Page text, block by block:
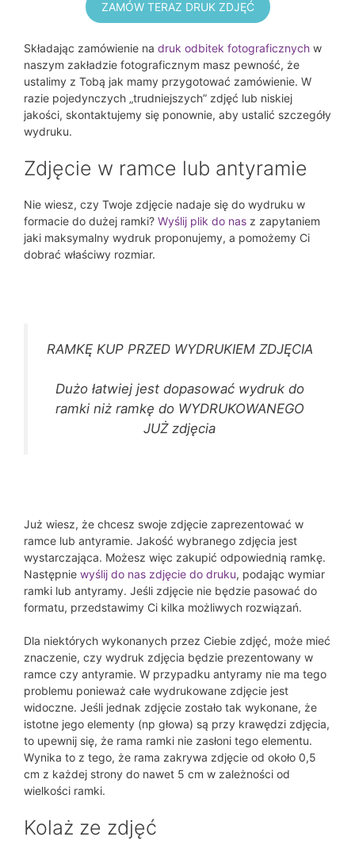
ZAMÓW TERAZ DRUK ZDJĘĆ
Składając zamówienie na druk odbitek fotograficznych w
naszym zakładzie fotograficznym masz pewność, że
ustalimy z Tobą jak mamy przygotować zamówienie. W
razie pojedynczych „trudniejszych” zdjęć lub niskiej
jakości, skontaktujemy się ponownie, aby ustalić szczegóły
wydruku.
Zdjęcie w ramce lub antyramie
Nie wiesz, czy Twoje zdjęcie nadaje się do wydruku w
formacie do dużej ramki? Wyślij plik do nas z zapytaniem
jaki maksymalny wydruk proponujemy, a pomożemy Ci
dobrać właściwy rozmiar.
RAMKĘ KUP PRZED WYDRUKIEM ZDJĘCIA
Dużo łatwiej jest dopasować wydruk do
ramki niż ramkę do WYDRUKOWANEGO
JUŻ zdjęcia
Już wiesz, że chcesz swoje zdjęcie zaprezentować w
ramce lub antyramie. Jakość wybranego zdjęcia jest
wystarczająca. Możesz więc zakupić odpowiednią ramkę.
Następnie wyślij do nas zdjęcie do druku, podając wymiar
ramki lub antyramy. Jeśli zdjęcie nie będzie pasować do
formatu, przedstawimy Ci kilka możliwych rozwiązań.
Dla niektórych wykonanych przez Ciebie zdjęć, może mieć
znaczenie, czy wydruk zdjęcia będzie prezentowany w
ramce czy antyramie. W przypadku antyramy nie ma tego
problemu ponieważ całe wydrukowane zdjęcie jest
widoczne. Jeśli jednak zdjęcie zostało tak wykonane, że
istotne jego elementy (np głowa) są przy krawędzi zdjęcia,
to upewnij się, że rama ramki nie zasłoni tego elementu.
Wynika to z tego, że rama zakrywa zdjęcie od około 0,5
cm z każdej strony do nawet 5 cm w zależności od
wielkości ramki.
Kolaż ze zdjęć